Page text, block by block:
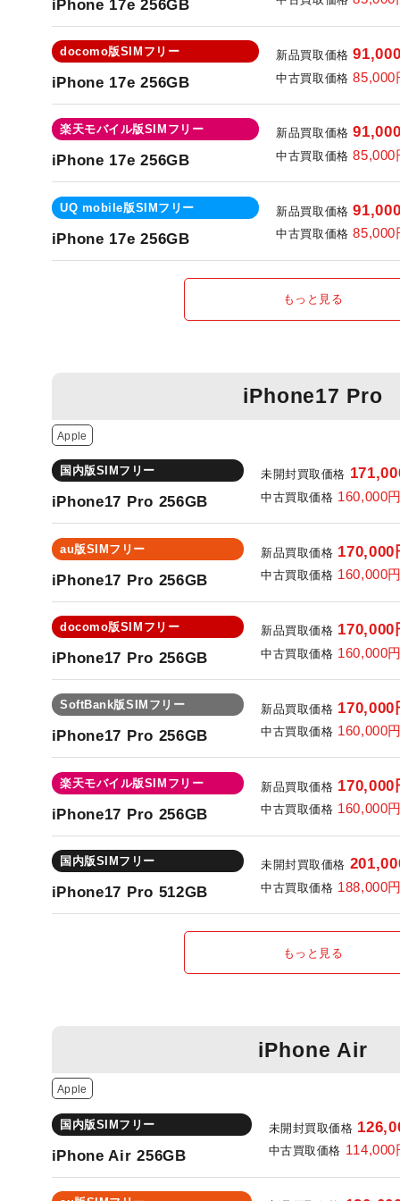
iPhone 17e 256GB
docomo版SIMフリー
iPhone 17e 256GB
新品買取価格
中古買取価格 85,000
楽天モバイル版SIMフリー
iPhone 17e 256GB
新品買取価格
中古買取価格 85,000
UQ mobile版SIMフリー
iPhone 17e 256GB
新品買取価格
中古買取価格 85,000
もっと見る
iPhone17 Pro
Apple
国内版SIMフリー
iPhone17 Pro 256GB
未開封買取価格
中古買取価格 160,000
au版SIMフリー
iPhone17 Pro 256GB
新品買取価格 170,000
中古買取価格 160,000
docomo版SIMフリー
iPhone17 Pro 256GB
新品買取価格 170,000
中古買取価格 160,000
SoftBank版SIMフリー
iPhone17 Pro 256GB
新品買取価格 170,000
中古買取価格 160,000
楽天モバイル版SIMフリー
iPhone17 Pro 256GB
新品買取価格 170,000
中古買取価格 160,000
国内版SIMフリー
iPhone17 Pro 512GB
未開封買取価格
中古買取価格 188,000
もっと見る
iPhone Air
Apple
国内版SIMフリー
iPhone Air 256GB
未開封買取価格
中古買取価格 114,000